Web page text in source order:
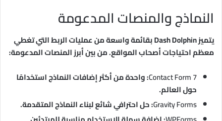
النماذج والمنصات المدعومة
يتميز Dash Dolphin بقائمة واسعة من عمليات الربط التي تغطي
معظم احتياجات أصحاب المواقع. من بين أبرز المنصات المدعومة:
Contact Form 7: واحدة من أكثر إضافات النماذج استخدامًا
حول العالم.
Gravity Forms: حل احترافي شائع لبناء النماذج المتقدمة.